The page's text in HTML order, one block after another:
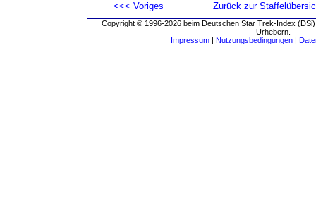
<<< Voriges Zurück zur
Copyright © 1996-2026 beim Deutschen Star Trek-Index
Urhebern.
Impressum | Nutzungsbedingungen |